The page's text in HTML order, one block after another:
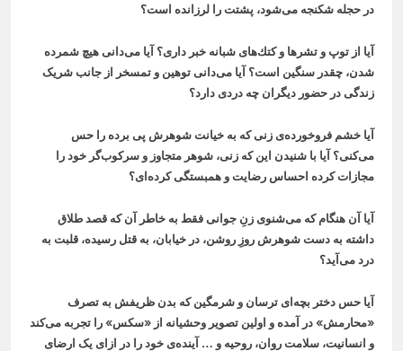
در حجله شكنجه می‌شود، پشتت را لرزانده است؟
آيا از توپ و تشرها و كتك‌های شبانه خبر داری؟ آيا می‌دانی هيچ شمرده
شدن، چقدر سنگين است؟ آيا می‌دانی توهين و تمسخر از جانب شریک
زندگی در حضور ديگران چه دردی دارد؟
آيا خشم فروخورده‌ی زنی كه به خيانت شوهرش پی برده را حس
می‌کنی؟ آيا با شنيدن اين كه زنی، شوهر متجاوز و سركوب‌گر خود را
مجازات كرده احساس رضايت و همبستگی كرده‌ای؟
آيا آن هنگام كه می‌شنوی زنِ جوانی فقط به خاطر آن كه قصد طلاق
داشته به دست شوهرش روزِ روشن، در خيابان، به قتل رسيده، قلبت به
درد می‌آید؟
آیا حس دختر بچه‌ای ترسان و شرمگین که بدن ظریفش به تصرف
«محارمش» در آمده و اولین تصویر وحشیانه از «سکس» را تجربه می‌کند
و انسانیت، سلامت روان، روحیه و … آینده‌ی خود را در ازای یک ارضای